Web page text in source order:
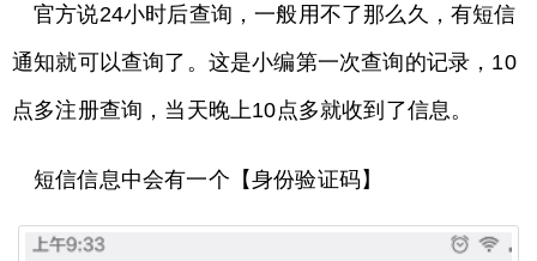
官方说24小时后查询，一般用不了那么久，有短信
通知就可以查询了。这是小编第一次查询的记录，10
点多注册查询，当天晚上10点多就收到了信息。
短信信息中会有一个【身份验证码】